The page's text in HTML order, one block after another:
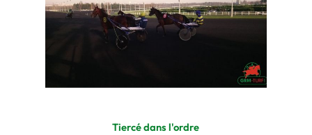
Tiercé dans l'ordre